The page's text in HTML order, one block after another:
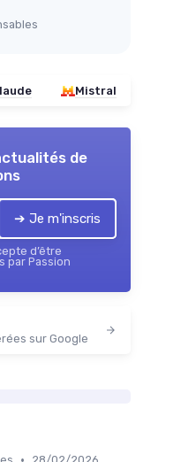
Mistral
de
➔ Je m'inscris
d’être
par Passion
sur Google